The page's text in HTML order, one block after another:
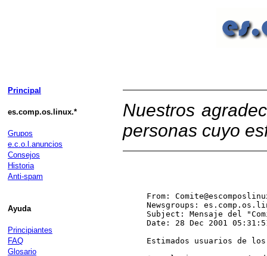
Principal
es.comp.os.linux.*
Grupos
e.c.o.l.anuncios
Consejos
Historia
Anti-spam
Ayuda
Principiantes
FAQ
Glosario
Nuestros
personas cuyo
From:
Newsgroups:
Subject: Mensaje del
Date: 28 Dec 2001
Estimados usuarios de